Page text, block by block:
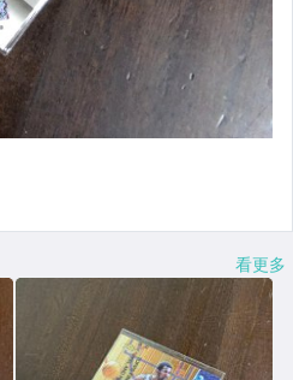
看更多